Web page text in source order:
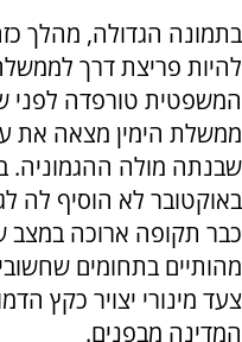
בתמונה הגדולה, מהלך
להיות פריצת דרך
המשפטית טורפדה לפני
ממשלת הימין מצאה את
באוקטובר לא הוסיף לה
כבר תקופה ארוכה במצב
מהותיים בתחומים
צעד מינורי יצויר כקץ
המדינה מבפנים.